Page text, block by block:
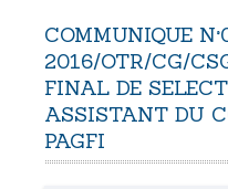
COMMUNIQUE
2016/OTR/CG/
FINAL DE
ASSISTANT DU
PAGFI